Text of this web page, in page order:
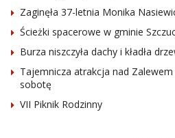
Zaginęła 37-letnia Monika
Ścieżki spacerowe w gminie
Burza niszczyła dachy i kładła
Tajemnicza atrakcja nad
sobotę
VII Piknik Rodzinny